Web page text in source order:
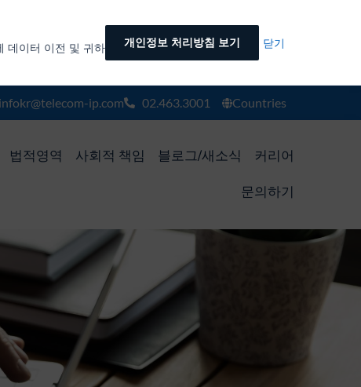
infokr@telecom-ip.com 02.463.3001 Countries
법적영역 사회적 책임 블로그/새소식
커리어
문의하기
데이터 이전 및 귀하
개인정보 처리방침 보기 닫기